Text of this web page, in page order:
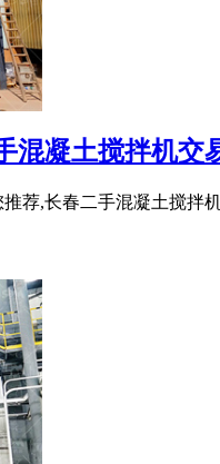
混凝土搅拌机交
荐,长春二手混凝土搅